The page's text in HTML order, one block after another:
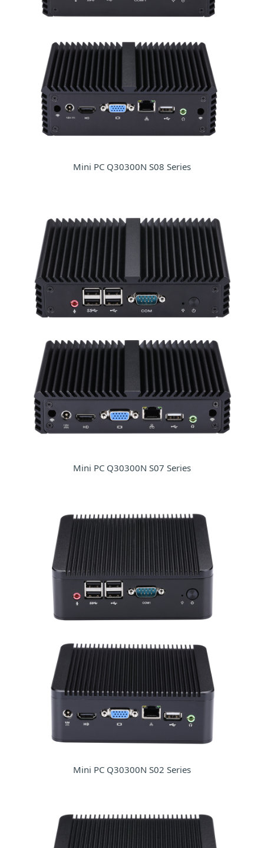
Mini PC Q30300N S08 Series
Mini PC Q30300N S07 Series
Mini PC Q30300N S02 Series